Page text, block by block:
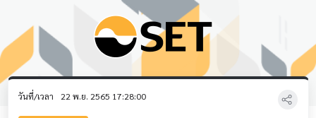
วันที่/เวลา 22 พ.ย. 2565 17:28:00